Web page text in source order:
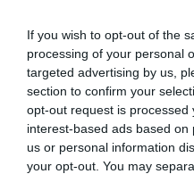
If you wish to opt-out of the
processing of your personal
targeted advertising by us,
section to confirm your
opt-out request is processed
interest-based ads based
us or personal information
your opt-out. You may
Bądź zawsze